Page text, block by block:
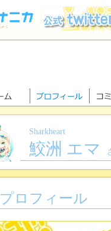
Sharkheart
鮫洲 エマ
プロフィール